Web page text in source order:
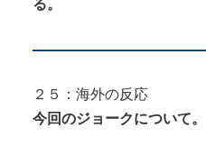
る。
２５：海外の反応
今回のジョークについて。